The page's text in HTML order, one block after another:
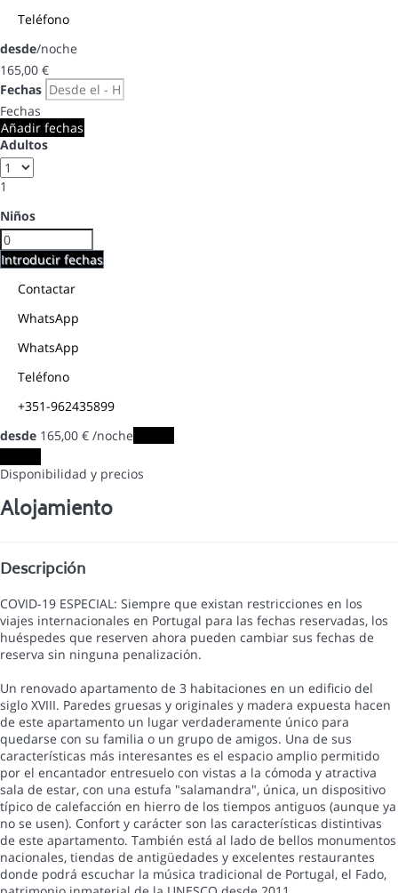
Teléfono
desde/noche
165,00 €
Fechas
Fechas
Añadir fechas
Adultos
1
Niños
Introducir fechas
Contactar
WhatsApp
WhatsApp
Teléfono
+351-962435899
desde 165,00 € /noche
Disponibilidad y precios
Alojamiento
Descripción
COVID-19 ESPECIAL: Siempre que existan restricciones en los
viajes internacionales en Portugal para las fechas reservadas, los
huéspedes que reserven ahora pueden cambiar sus fechas de
reserva sin ninguna penalización.
Un renovado apartamento de 3 habitaciones en un edificio del
siglo XVIII. Paredes gruesas y originales y madera expuesta hacen
de este apartamento un lugar verdaderamente único para
quedarse con su familia o un grupo de amigos. Una de sus
características más interesantes es el espacio amplio permitido
por el encantador entresuelo con vistas a la cómoda y atractiva
sala de estar, con una estufa "salamandra", única, un dispositivo
típico de calefacción en hierro de los tiempos antiguos (aunque ya
no se usen). Confort y carácter son las características distintivas
de este apartamento. También está al lado de bellos monumentos
nacionales, tiendas de antigüedades y excelentes restaurantes
donde podrá escuchar la música tradicional de Portugal, el Fado,